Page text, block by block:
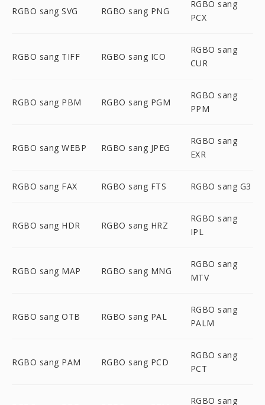
RGBO sang SVG RGBO sang PNG
RGBO sang
PCX
RGBO sang TIFF RGBO sang ICO
RGBO sang
CUR
RGBO sang PBM RGBO sang PGM
RGBO sang
PPM
RGBO sang WEBP RGBO sang JPEG
RGBO sang
EXR
RGBO sang FAX RGBO sang FTS RGBO sang G3
RGBO sang HDR RGBO sang HRZ
RGBO sang
IPL
RGBO sang MAP RGBO sang MNG
RGBO sang
MTV
RGBO sang OTB RGBO sang PAL
RGBO sang
PALM
RGBO sang PAM RGBO sang PCD
RGBO sang
PCT
RGBO sang